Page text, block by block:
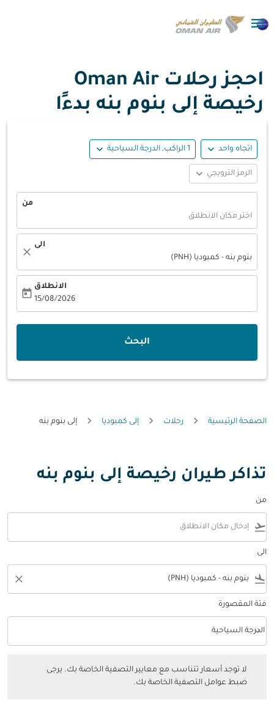

احجز رحلات Oman Air
رخيصة إلى بنوم بنه بدءًا
اتجاه واحد expand_more 1 الراكب, الدرجة السياحية expand_more
الرمز الترويجي expand_more
من
اختر مكان الانطلاق
الى
بنوم بنه - كمبوديا (PNH)
close
الانطلاق
15/08/2026
today
البحث
الصفحة الرئيسية رحلات إلى كمبوديا إلى بنوم بنه
تذاكر طيران رخيصة إلى بنوم بنه
من
flight_takeoff
الى
flight_land
close
فئة المقصورة
فئة المقصورة option الدرجة السياحية Selected
الدرجة السياحية
keyboard_arrow_down
لا توجد أسعار تتناسب مع معايير التصفية الخاصة بك. يرجى
ضبط عوامل التصفية الخاصة بك.